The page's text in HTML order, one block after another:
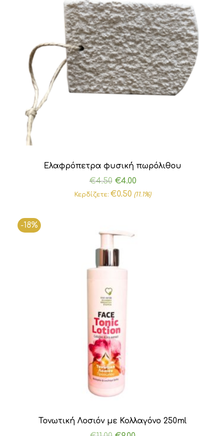
Ελαφρόπετρα φυσική πωρόλιθου
€4.50 Original
price
€4.00Η
τρέχουσα
Κερδίζετε: €0.50 (11.1%)
-18%
Τονωτική Λοσιόν με Κολλαγόνο 250ml